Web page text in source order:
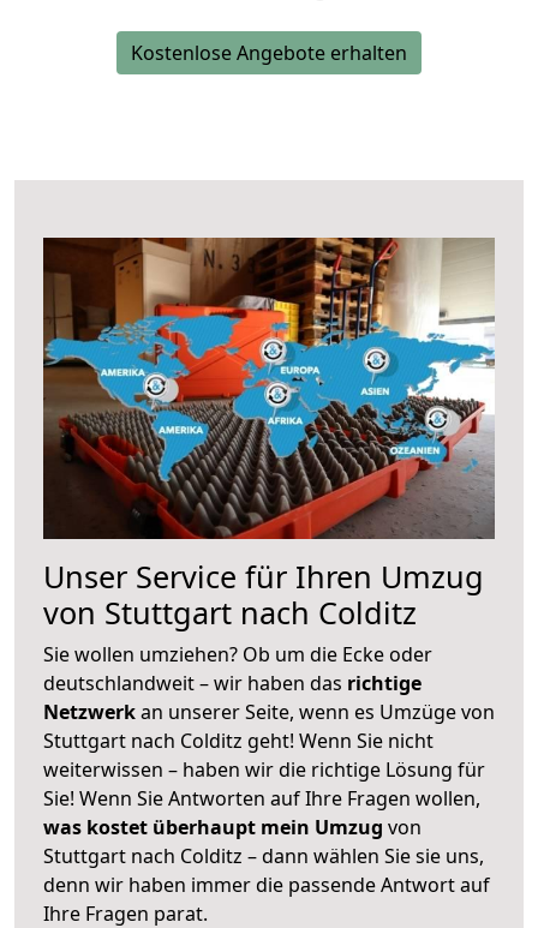
Kostenlose Angebote erhalten
Unser Service für Ihren Umzug
von Stuttgart nach Colditz
Sie wollen umziehen? Ob um die Ecke oder
deutschlandweit – wir haben das richtige
Netzwerkan unserer Seite, wenn es Umzüge von
Stuttgart nach Colditz geht! Wenn Sie nicht
weiterwissen – haben wir die richtige Lösung für
Sie! Wenn Sie Antworten auf Ihre Fragen wollen,
was kostet überhaupt mein Umzug von
Stuttgart nach Colditz – dann wählen Sie sie uns,
denn wir haben immer die passende Antwort auf
Ihre Fragen parat.